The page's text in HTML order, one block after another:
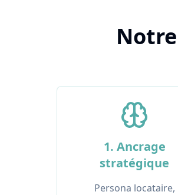
1. Ancrage
stratégique
Persona locataire,